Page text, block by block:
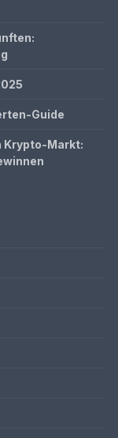
Guide
Krypto-Markt: